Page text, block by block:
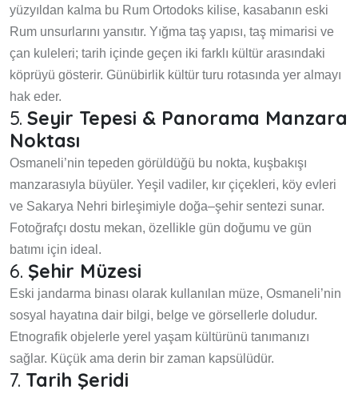
yüzyıldan kalma bu Rum Ortodoks kilise, kasabanın eski
Rum unsurlarını yansıtır. Yığma taş yapısı, taş mimarisi ve
çan kuleleri; tarih içinde geçen iki farklı kültür arasındaki
köprüyü gösterir. Günübirlik kültür turu rotasında yer almayı
hak eder.
5. Seyir Tepesi & Panorama Manzara
Noktası
Osmaneli’nin tepeden görüldüğü bu nokta, kuşbakışı
manzarasıyla büyüler. Yeşil vadiler, kır çiçekleri, köy evleri
ve Sakarya Nehri birleşimiyle doğa–şehir sentezi sunar.
Fotoğrafçı dostu mekan, özellikle gün doğumu ve gün
batımı için ideal.
6. Şehir Müzesi
Eski jandarma binası olarak kullanılan müze, Osmaneli’nin
sosyal hayatına dair bilgi, belge ve görsellerle doludur.
Etnografik objelerle yerel yaşam kültürünü tanımanızı
sağlar. Küçük ama derin bir zaman kapsülüdür.
7. Tarih Şeridi